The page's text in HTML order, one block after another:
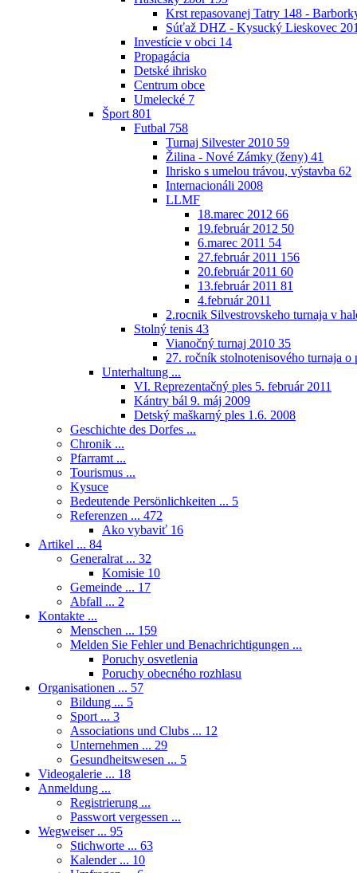
Krst repasovanej Tatry 148 -
Súťaž DHZ - Kysucký Lieskovec
Investície v obci 14
Propagácia
Detské ihrisko
Centrum obce
Umelecké 7
Šport 801
Futbal 758
Turnaj Silvester 2010 59
Žilina - Nové Zámky (ženy) 41
Ihrisko s umelou trávou, výstavba 62
Internacionáli 2008
LLMF
18.marec 2012 66
19.február 2012 50
6.marec 2011 54
27.február 2011 156
20.február 2011 60
13.február 2011 81
4.február 2011
2.rocnik Silvestrovskeho turnaja v
Stolný tenis 43
Vianočný turnaj 2010 35
27. ročník stolnotenisového turnaja
Unterhaltung ...
VI. Reprezentačný ples 5. február 2011
Kántry bál 9. máj 2009
Detský maškarný ples 1.6. 2008
Geschichte des Dorfes ...
Chronik ...
Pfarramt ...
Tourismus ...
Kysuce
Bedeutende Persönlichkeiten ... 5
Referenzen ... 472
Ako vybaviť 16
Artikel ... 84
Generalrat ... 32
Komisie 10
Gemeinde ... 17
Abfall ... 2
Kontakte ...
Menschen ... 159
Melden Sie Fehler und Benachrichtigungen ...
Poruchy osvetlenia
Poruchy obecného rozhlasu
Organisationen ... 57
Bildung ... 5
Sport ... 3
Associations und Clubs ... 12
Unternehmen ... 29
Gesundheitswesen ... 5
Videogalerie ... 18
Anmeldung ...
Registrierung ...
Passwort vergessen ...
Wegweiser ... 95
Stichworte ... 63
Kalender ... 10